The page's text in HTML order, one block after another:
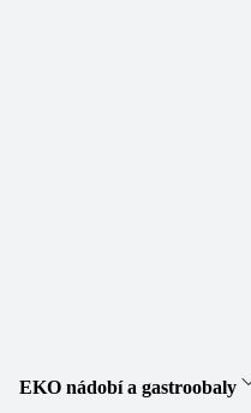
EKO nádobí a gastroobaly